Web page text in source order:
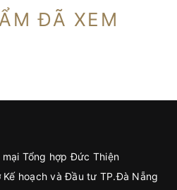
ĐÃ XEM
Tổng hợp Đức Thiện
hoạch và Đầu tư TP.Đà Nẵng